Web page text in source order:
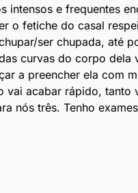
intensos e frequentes
o fetiche do casal
ser chupada, até
curvas do corpo
a preencher ela com
acabar rápido,
três. Tenho